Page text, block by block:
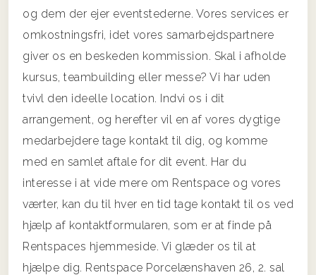
og dem der ejer eventstederne. Vores services er
omkostningsfri, idet vores samarbejdspartnere
giver os en beskeden kommission. Skal i afholde
kursus, teambuilding eller messe? Vi har uden
tvivl den ideelle location. Indvi os i dit
arrangement, og herefter vil en af vores dygtige
medarbejdere tage kontakt til dig, og komme
med en samlet aftale for dit event. Har du
interesse i at vide mere om Rentspace og vores
værter, kan du til hver en tid tage kontakt til os ved
hjælp af kontaktformularen, som er at finde på
Rentspaces hjemmeside. Vi glæder os til at
hjælpe dig. Rentspace Porcelænshaven 26, 2. sal